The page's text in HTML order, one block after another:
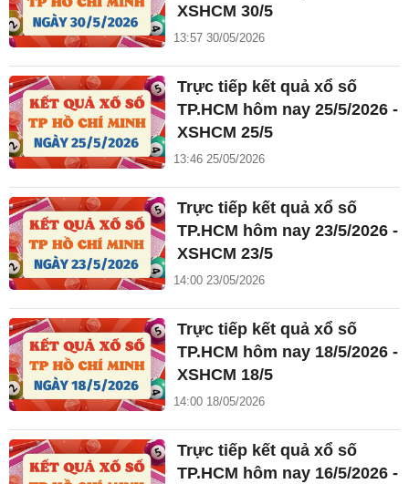
XSHCM 30/5
13:57 30/05/2026
Trực tiếp kết quả xổ số
TP.HCM hôm nay 25/5/2026 -
XSHCM 25/5
13:46 25/05/2026
Trực tiếp kết quả xổ số
TP.HCM hôm nay 23/5/2026 -
XSHCM 23/5
14:00 23/05/2026
Trực tiếp kết quả xổ số
TP.HCM hôm nay 18/5/2026 -
XSHCM 18/5
14:00 18/05/2026
Trực tiếp kết quả xổ số
TP.HCM hôm nay 16/5/2026 -